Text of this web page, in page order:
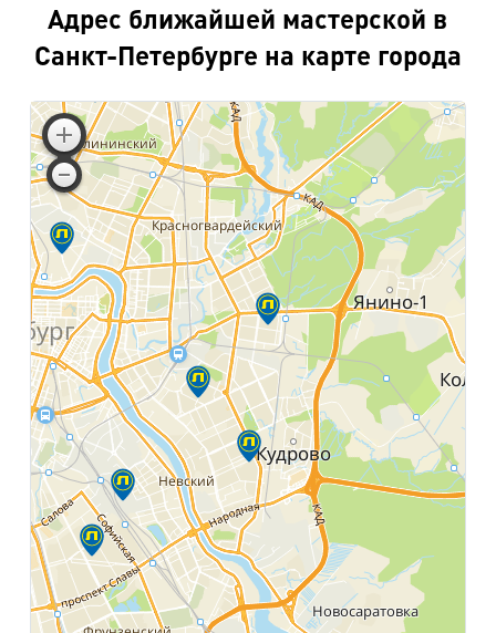
Адрес ближайшей мастерской в
Санкт-Петербурге на карте города